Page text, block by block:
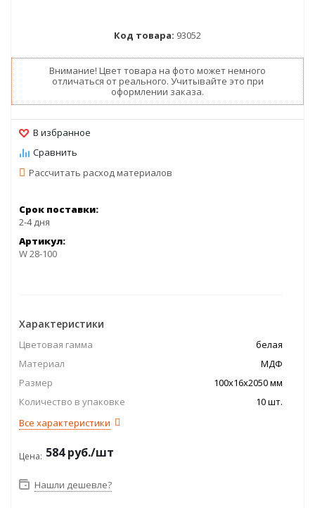
Код товара: 93052
Внимание! Цвет товара на фото может немного
отличаться от реального. Учитывайте это при
оформлении заказа.
Рассчитать расход материалов
Срок поставки:
2-4 дня
Артикул:
W 28-100
Характеристики
Цветовая гамма
белая
Материал
МДФ
Размер
100x16x2050 мм
Количество в упаковке
10 шт.
Все характеристики
Цена: 584руб./шт
Нашли дешевле?